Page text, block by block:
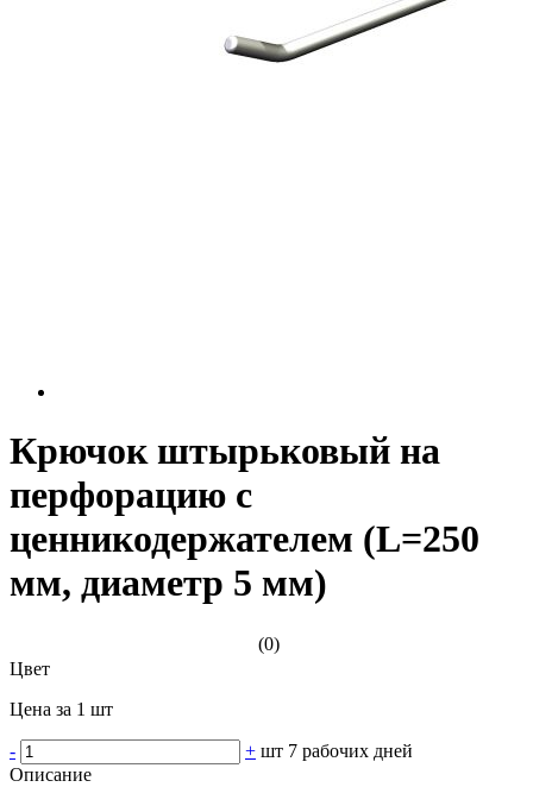
Крючок штырьковый на
перфорацию с
ценникодержателем (L=250
мм, диаметр 5 мм)
(0)
Цвет
Цена за 1 шт
- + шт 7 рабочих дней
Описание